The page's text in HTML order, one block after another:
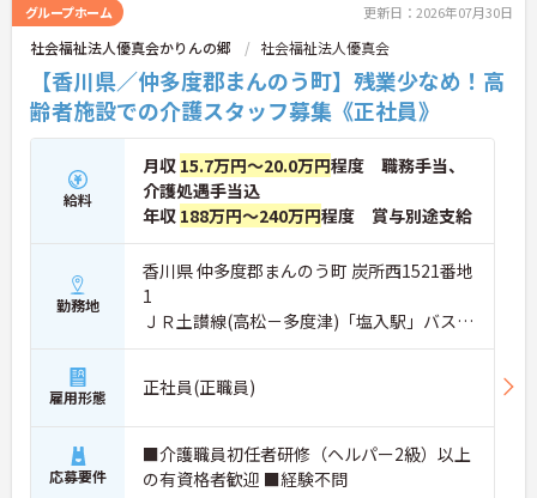
■ 日勤のみで働きやすい環境
日勤帯で勤務できる職場です
→ 夜勤がなく生活リズムを整えやすい環境です♪
■ 安定収入を目指せる待遇
各種待遇が整っています
・賞与過去実績計3.50か月分
・昇給実績あり
・資格手当あり
→ 長期的な就業を目指しやすい環境です♪
■ 通勤しやすい勤務環境
通勤面にも配慮された職場です
・通勤手当支給あり
→ 毎日の通勤負担を軽減しやすい環境です♪
グループホーム 更新日：2026年07月30日
社会福祉法人優真会かりんの郷 社会福祉法人優真会
【香川県／仲多度郡まんのう町】残業少なめ！高
齢者施設での介護スタッフ募集《正社員》
給料
月収 15.7万円～20.0万円程度 職務手当、
介護処遇手当込
年収 188万円～240万円程度 賞与別途支給
勤務地
香川県 仲多度郡まんのう町 炭所西1521番地
1
ＪＲ土讃線(高松－多度津)「塩入駅」バス・
車8分
雇用形態 正社員(正職員)
応募要件
■介護職員初任者研修（ヘルパー2級）以上
の有資格者歓迎 ■経験不問